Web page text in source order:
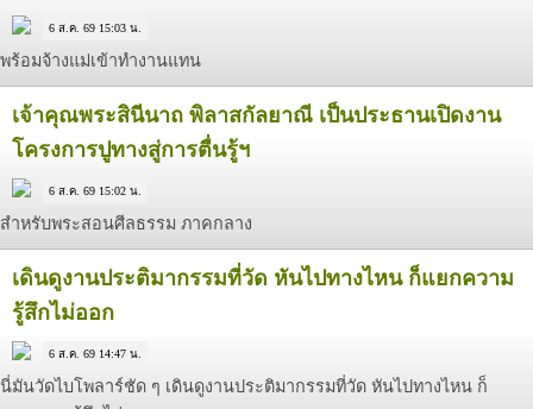
6 ส.ค. 69 15:03 น.
พร้อมจ้างแม่เข้าทำงานแทน
เจ้าคุณพระสินีนาถ พิลาสกัลยาณี เป็นประธานเปิดงาน
โครงการปูทางสู่การตื่นรู้ฯ
6 ส.ค. 69 15:02 น.
สำหรับพระสอนศีลธรรม ภาคกลาง
เดินดูงานประติมากรรมที่วัด หันไปทางไหน ก็แยกความ
รู้สึกไม่ออก
6 ส.ค. 69 14:47 น.
นี่มันวัดไบโพลาร์ชัด ๆ เดินดูงานประติมากรรมที่วัด หันไปทางไหน ก็